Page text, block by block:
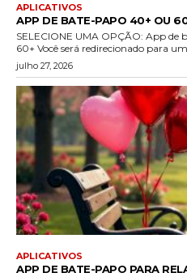
APLICATIVOS
APP DE BATE-PAPO 40+ OU
SELECIONE UMA OPÇÃO: App de bate-papo 40+ App bate-papo
60+ Você será redirecionado para
julho 27, 2026
APLICATIVOS
APP DE BATE-PAPO PARA